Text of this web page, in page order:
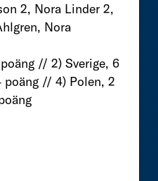
2, Nora Linder 2,
Nora
// 2) Sverige, 6
// 4) Polen, 2